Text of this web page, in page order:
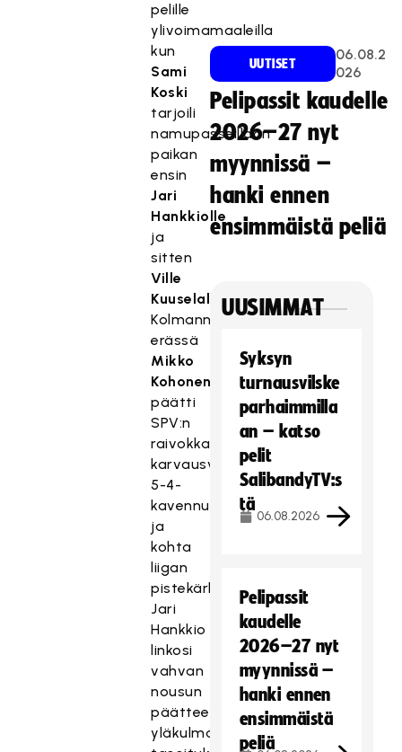
pelille
ylivoimamaaleilla
kun
Sami
Koski
tarjoili
namupasseillaan
paikan
ensin
Jari
Hankkiolle
ja
sitten
Ville
Kuuselalle.
Kolmannessa
erässä
Mikko
Kohonen
päätti
SPV:n
raivokkaan
karvausvaihdon
5-4-
kavennukseen,
ja
kohta
liigan
pistekärki
Jari
Hankkio
linkosi
vahvan
nousun
päätteeksi
yläkulmaan
UUTISET
06.08.2
026
Pelipassit kaudelle
2026–27 nyt
myynnissä –
hanki ennen
ensimmäistä peliä
UUSIMMAT
Syksyn
turnausvilske
parhaimmilla
an – katso
pelit
SalibandyTV:s
tä
06.08.2026
Pelipassit
kaudelle
2026–27 nyt
myynnissä –
hanki ennen
ensimmäistä
peliä